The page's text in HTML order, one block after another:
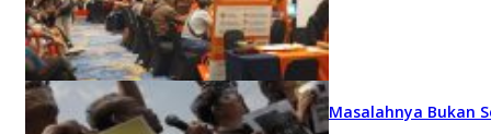
Masalahnya Bukan